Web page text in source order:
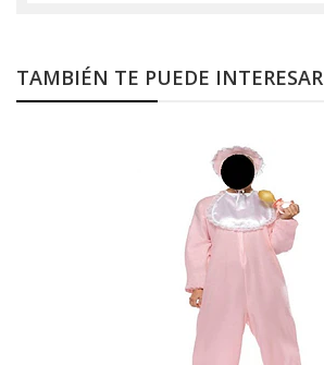
TAMBIÉN TE PUEDE INTERESAR